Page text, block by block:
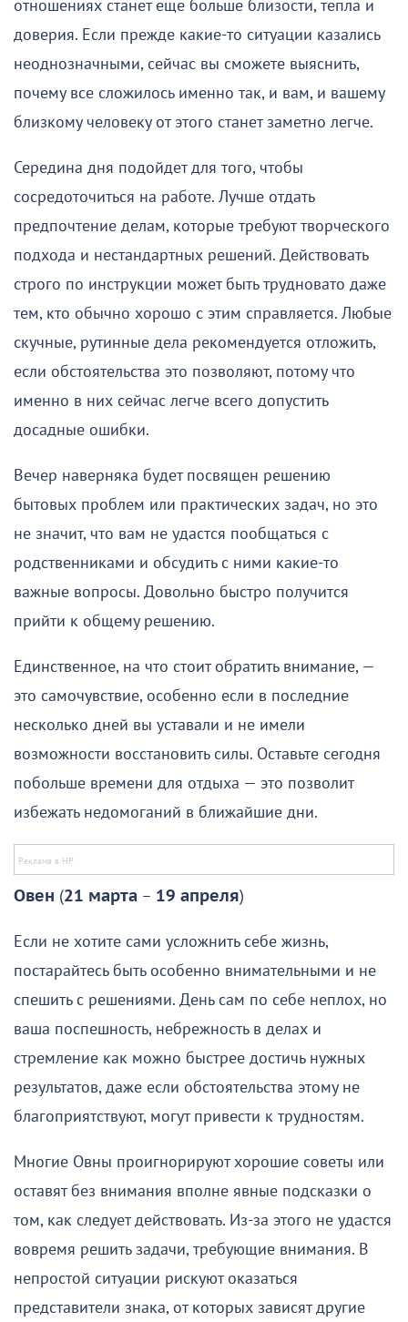
отношениях станет еще больше близости, тепла и
доверия. Если прежде какие-то ситуации казались
неоднозначными, сейчас вы сможете выяснить,
почему все сложилось именно так, и вам, и вашему
близкому человеку от этого станет заметно легче.
Середина дня подойдет для того, чтобы
сосредоточиться на работе. Лучше отдать
предпочтение делам, которые требуют творческого
подхода и нестандартных решений. Действовать
строго по инструкции может быть трудновато даже
тем, кто обычно хорошо с этим справляется. Любые
скучные, рутинные дела рекомендуется отложить,
если обстоятельства это позволяют, потому что
именно в них сейчас легче всего допустить
досадные ошибки.
Вечер наверняка будет посвящен решению
бытовых проблем или практических задач, но это
не значит, что вам не удастся пообщаться с
родственниками и обсудить с ними какие-то
важные вопросы. Довольно быстро получится
прийти к общему решению.
Единственное, на что стоит обратить внимание, —
это самочувствие, особенно если в последние
несколько дней вы уставали и не имели
возможности восстановить силы. Оставьте сегодня
побольше времени для отдыха — это позволит
избежать недомоганий в ближайшие дни.
Овен (21 марта – 19 апреля)
Если не хотите сами усложнить себе жизнь,
постарайтесь быть особенно внимательными и не
спешить с решениями. День сам по себе неплох, но
ваша поспешность, небрежность в делах и
стремление как можно быстрее достичь нужных
результатов, даже если обстоятельства этому не
благоприятствуют, могут привести к трудностям.
Многие Овны проигнорируют хорошие советы или
оставят без внимания вполне явные подсказки о
том, как следует действовать. Из-за этого не удастся
вовремя решить задачи, требующие внимания. В
непростой ситуации рискуют оказаться
представители знака, от которых зависят другие